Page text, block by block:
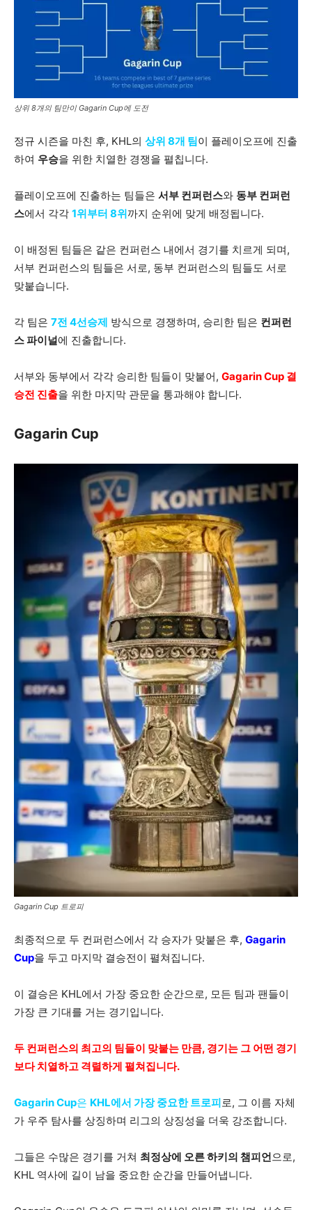
상위 8개의 팀만이 Gagarin Cup에 도전
정규 시즌을 마친 후, KHL의 상위 8개 팀이 플레이오프에 진출
하여 우승을 위한 치열한 경쟁을 펼칩니다.
플레이오프에 진출하는 팀들은 서부 컨퍼런스와 동부 컨퍼런
스에서 각각 1위부터 8위까지 순위에 맞게 배정됩니다.
이 배정된 팀들은 같은 컨퍼런스 내에서 경기를 치르게 되며,
서부 컨퍼런스의 팀들은 서로, 동부 컨퍼런스의 팀들도 서로
맞붙습니다.
각 팀은 7전 4선승제 방식으로 경쟁하며, 승리한 팀은 컨퍼런
스 파이널에 진출합니다.
서부와 동부에서 각각 승리한 팀들이 맞붙어, Gagarin Cup 결
승전 진출을 위한 마지막 관문을 통과해야 합니다.
Gagarin Cup
Gagarin Cup 트로피
최종적으로 두 컨퍼런스에서 각 승자가 맞붙은 후, Gagarin
Cup을 두고 마지막 결승전이 펼쳐집니다.
이 결승은 KHL에서 가장 중요한 순간으로, 모든 팀과 팬들이
가장 큰 기대를 거는 경기입니다.
두 컨퍼런스의 최고의 팀들이 맞붙는 만큼, 경기는 그 어떤 경기
보다 치열하고 격렬하게 펼쳐집니다.
Gagarin Cup은 KHL에서 가장 중요한 트로피로, 그 이름 자체
가 우주 탐사를 상징하며 리그의 상징성을 더욱 강조합니다.
그들은 수많은 경기를 거쳐 최정상에 오른 하키의 챔피언으로,
KHL 역사에 길이 남을 중요한 순간을 만들어냅니다.